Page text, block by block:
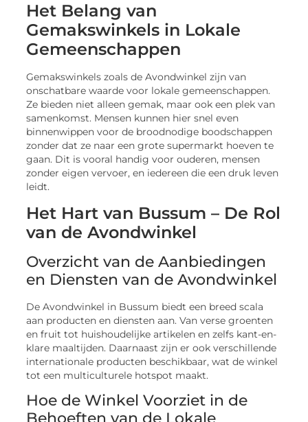
Het Belang van
Gemakswinkels in Lokale
Gemeenschappen
Gemakswinkels zoals de Avondwinkel zijn van
onschatbare waarde voor lokale gemeenschappen.
Ze bieden niet alleen gemak, maar ook een plek van
samenkomst. Mensen kunnen hier snel even
binnenwippen voor de broodnodige boodschappen
zonder dat ze naar een grote supermarkt hoeven te
gaan. Dit is vooral handig voor ouderen, mensen
zonder eigen vervoer, en iedereen die een druk leven
leidt.
Het Hart van Bussum – De Rol
van de Avondwinkel
Overzicht van de Aanbiedingen
en Diensten van de Avondwinkel
De Avondwinkel in Bussum biedt een breed scala
aan producten en diensten aan. Van verse groenten
en fruit tot huishoudelijke artikelen en zelfs kant-en-
klare maaltijden. Daarnaast zijn er ook verschillende
internationale producten beschikbaar, wat de winkel
tot een multiculturele hotspot maakt.
Hoe de Winkel Voorziet in de
Behoeften van de Lokale